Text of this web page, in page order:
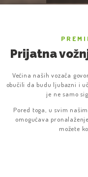
Prijatna
Većina naših vozača
obučili da budu ljubazni i
je ne samo
Pored toga, u svim
omogućava
možete